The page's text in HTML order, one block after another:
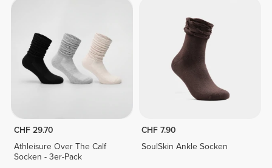
CHF 29.70
Athleisure Over The Calf
Socken - 3er-Pack
CHF 7.90
SoulSkin Ankle Socken